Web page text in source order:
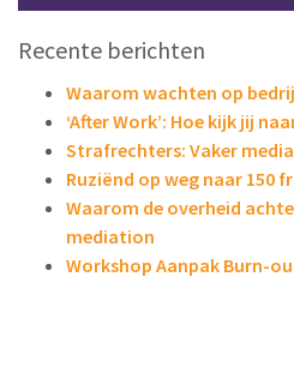
Recente berichten
Waarom wachten op
‘After Work’: Hoe kijk jij
Strafrechters: Vaker
Ruziënd op weg naar 150
Waarom de overheid
mediation
Workshop Aanpak Burn-